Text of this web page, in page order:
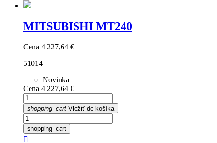
MITSUBISHI MT240
Cena 4 227,64 €
51014
Novinka
Cena 4 227,64 €
shopping_cart Vložiť do košíka
shopping_cart
